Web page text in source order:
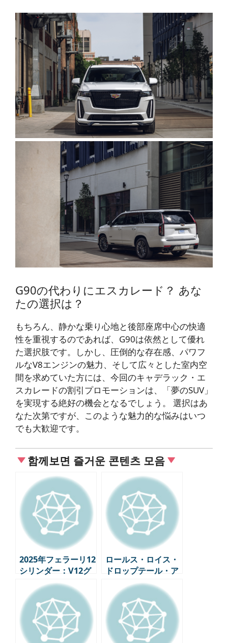
G90の代わりにエスカレード？ あな
たの選択は？
もちろん、静かな乗り心地と後部座席中心の快適
性を重視するのであれば、G90は依然として優れ
た選択肢です。しかし、圧倒的な存在感、パワフ
ルなV8エンジンの魅力、そして広々とした室内空
間を求めていた方には、今回のキャデラック・エ
スカレードの割引プロモーションは、「夢のSUV」
を実現する絶好の機会となるでしょう。 選択はあ
なた次第ですが、このような魅力的な悩みはいつ
でも大歓迎です。
함께보면 즐거운 콘텐츠 모음
2025年フェラーリ12
シリンダー：V12グ
ランドツーリングの
進化の決定版
ロールス・ロイス・
ドロップテール・ア
カディア – ブランド
初の2人乗りロード
スター、現代的な安
らぎの空間を実現